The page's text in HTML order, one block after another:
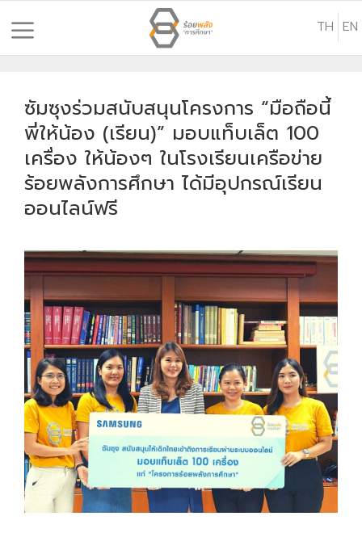
TH EN
i
ซัมซุงร่วมสนับสนุนโครงการ “มือถือนี้
พี่ให้น้อง (เรียน)” มอบแท็บเล็ต 100
เครื่อง ให้น้องๆ ในโรงเรียนเครือข่าย
ร้อยพลังการศึกษา ได้มีอุปกรณ์เรียน
ออนไลน์ฟรี